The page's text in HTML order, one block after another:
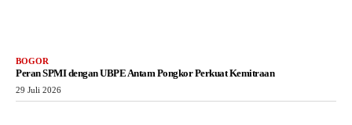
BOGOR
Peran SPMI dengan UBPE Antam Pongkor Perkuat Kemitraan
29 Juli 2026